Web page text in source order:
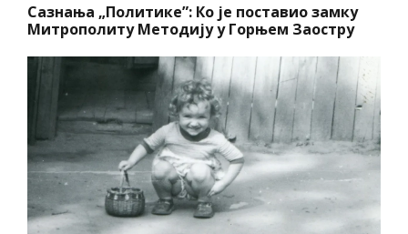
Сазнања „Политике”: Ко је поставио замку
Митрополиту Методију у Горњем Заостру